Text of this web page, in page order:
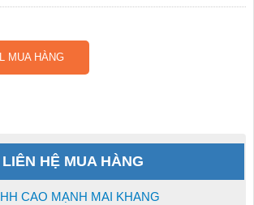
HÀNG
LIÊN HỆ MUA HÀNG
CAO MẠNH MAI KHANG